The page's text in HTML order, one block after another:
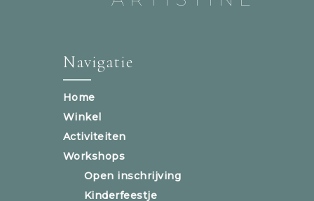
Navigatie
Home
Winkel
Activiteiten
Workshops
Open inschrijving
Kinderfeestje